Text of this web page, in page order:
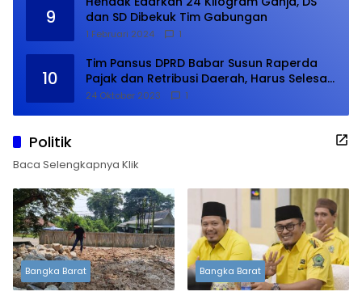
9
dan SD Dibekuk Tim Gabungan
1 Februari 2024 1
10
Tim Pansus DPRD Babar Susun Raperda
Pajak dan Retribusi Daerah, Harus Selesai
Januari 2024
24 Oktober 2023 1
Politik
Baca Selengkapnya Klik
Bangka Barat Bangka Barat